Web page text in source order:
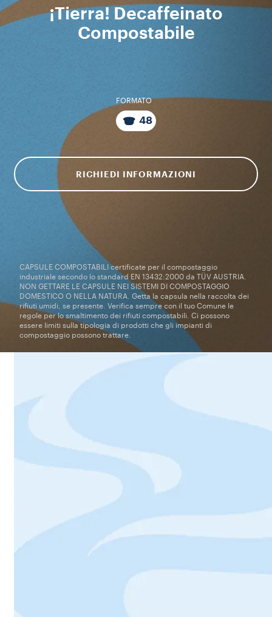
¡Tierra! Decaffeinato
Compostabile
FORMATO
48
RICHIEDI INFORMAZIONI
CAPSULE COMPOSTABILI certificate per il compostaggio
industriale secondo lo standard EN 13432:2000 da TÜV AUSTRIA.
NON GETTARE LE CAPSULE NEI SISTEMI DI COMPOSTAGGIO
DOMESTICO O NELLA NATURA. Getta la capsula nella raccolta dei
rifiuti umidi, se presente. Verifica sempre con il tuo Comune le
regole per lo smaltimento dei rifiuti compostabili. Ci possono
essere limiti sulla tipologia di prodotti che gli impianti di
compostaggio possono trattare.